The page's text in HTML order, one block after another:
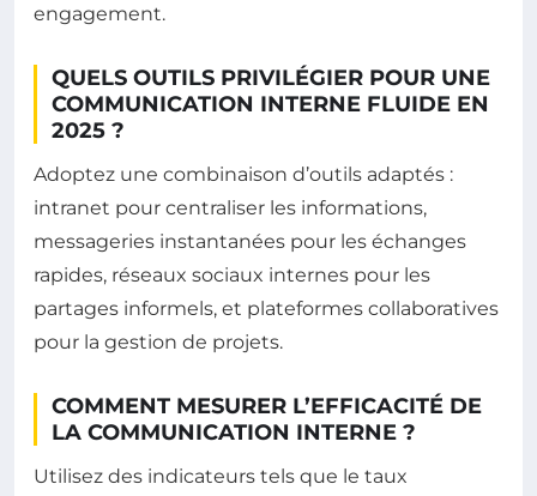
engagement.
QUELS OUTILS PRIVILÉGIER POUR UNE
COMMUNICATION INTERNE FLUIDE EN
2025 ?
Adoptez une combinaison d’outils adaptés :
intranet pour centraliser les informations,
messageries instantanées pour les échanges
rapides, réseaux sociaux internes pour les
partages informels, et plateformes collaboratives
pour la gestion de projets.
COMMENT MESURER L’EFFICACITÉ DE
LA COMMUNICATION INTERNE ?
Utilisez des indicateurs tels que le taux